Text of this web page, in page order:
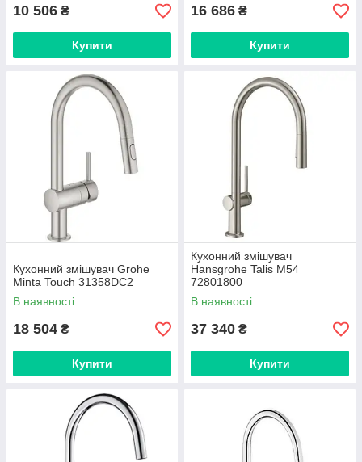
10 506 ₴
Купити
16 686 ₴
Купити
Кухонний змішувач Grohe
Minta Touch 31358DC2
В наявності
18 504 ₴
Купити
Кухонний змішувач
Hansgrohe Talis M54
72801800
В наявності
37 340 ₴
Купити